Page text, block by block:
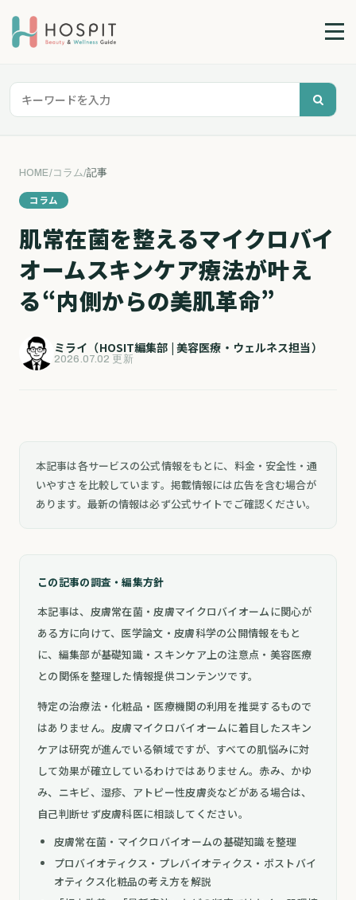
HOME/コラム/記事
コラム
肌常在菌を整えるマイクロバイ
オームスキンケア療法が叶え
る“内側からの美肌革命”
ミライ（HOSIT編集部 | 美容医療・ウェルネス担当）
2026.07.02 更新
本記事は各サービスの公式情報をもとに、料金・安全性・通
いやすさを比較しています。掲載情報には広告を含む場合が
あります。最新の情報は必ず公式サイトでご確認ください。
この記事の調査・編集方針
本記事は、皮膚常在菌・皮膚マイクロバイオームに関心が
ある方に向けて、医学論文・皮膚科学の公開情報をもと
に、編集部が基礎知識・スキンケア上の注意点・美容医療
との関係を整理した情報提供コンテンツです。
特定の治療法・化粧品・医療機関の利用を推奨するもので
はありません。皮膚マイクロバイオームに着目したスキン
ケアは研究が進んでいる領域ですが、すべての肌悩みに対
して効果が確立しているわけではありません。赤み、かゆ
み、ニキビ、湿疹、アトピー性皮膚炎などがある場合は、
自己判断せず皮膚科医に相談してください。
皮膚常在菌・マイクロバイオームの基礎知識を整理
プロバイオティクス・プレバイオティクス・ポストバイ
オティクス化粧品の考え方を解説